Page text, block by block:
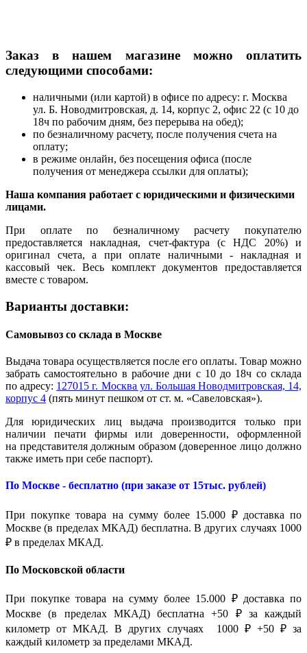
Заказ в нашем магазине можно оплатить
следующими способами:
наличными (или картой) в офисе по адресу: г. Москва
ул. Б. Новодмитровская, д. 14, корпус 2, офис 22 (с 10 до
18ч по рабочим дням, без перерыва на обед);
по безналичному расчету, после получения счета на
оплату;
в режиме онлайн, без посещения офиса (после
получения от менеджера ссылки для оплаты);
Наша компания работает с юридическими и физическими
лицами.
При оплате по безналичному расчету покупателю
предоставляется накладная, счет-фактура (с НДС 20%) и
оригинал счета, а при оплате наличными - накладная и
кассовый чек. Весь комплект документов предоставляется
вместе с товаром.
Варианты доставки:
Самовывоз со склада в Москве
Выдача товара осуществляется после его оплаты. Товар можно
забрать самостоятельно в рабочие дни с 10 до 18ч со склада
по адресу: 127015 г. Москва ул. Большая Новодмитровская, 14,
корпус 4 (пять минут пешком от ст. м. «Савеловская»).
Для юридических лиц выдача производится только при
наличии печати фирмы или доверенности, оформленной
на представителя должным образом (доверенное лицо должно
также иметь при себе паспорт).
По Москве - бесплатно (при заказе от 15тыс. рублей)
При покупке товара на сумму более 15.000 ₽ доставка по
Москве (в пределах МКАД) бесплатна. В других случаях 1000
₽ в пределах МКАД.
По Московской области
При покупке товара на сумму более 15.000 ₽ доставка по
Москве (в пределах МКАД) бесплатна +50 ₽ за каждый
километр от МКАД. В других случаях 1000 ₽ +50 ₽ за
каждый километр за пределами МКАД.